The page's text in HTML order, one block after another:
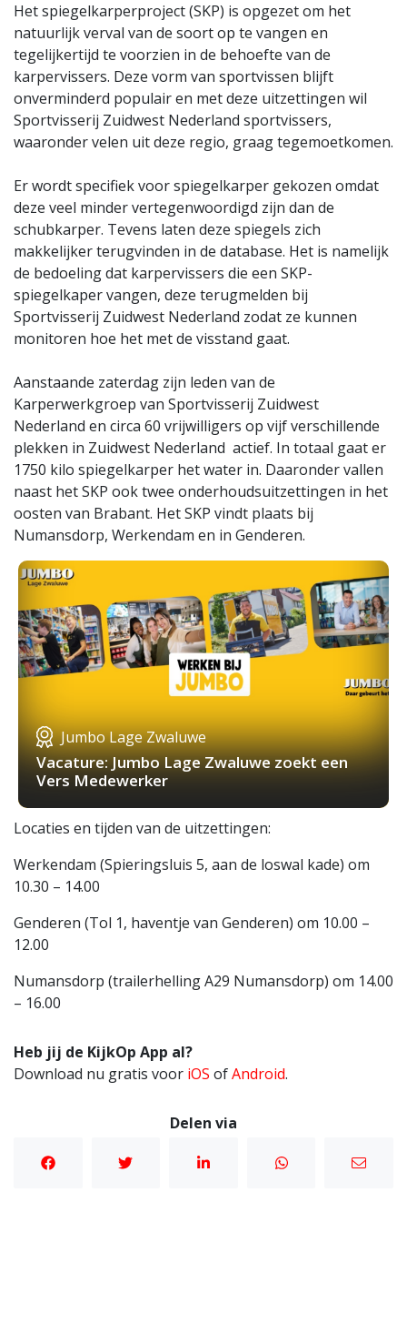
Het spiegelkarperproject (SKP) is opgezet om het
natuurlijk verval van de soort op te vangen en
tegelijkertijd te voorzien in de behoefte van de
karpervissers. Deze vorm van sportvissen blijft
onverminderd populair en met deze uitzettingen wil
Sportvisserij Zuidwest Nederland sportvissers,
waaronder velen uit deze regio, graag tegemoetkomen.
Er wordt specifiek voor spiegelkarper gekozen omdat
deze veel minder vertegenwoordigd zijn dan de
schubkarper. Tevens laten deze spiegels zich
makkelijker terugvinden in de database. Het is namelijk
de bedoeling dat karpervissers die een SKP-
spiegelkaper vangen, deze terugmelden bij
Sportvisserij Zuidwest Nederland zodat ze kunnen
monitoren hoe het met de visstand gaat.
Aanstaande zaterdag zijn leden van de
Karperwerkgroep van Sportvisserij Zuidwest
Nederland en circa 60 vrijwilligers op vijf verschillende
plekken in Zuidwest Nederland actief. In totaal gaat er
1750 kilo spiegelkarper het water in. Daaronder vallen
naast het SKP ook twee onderhoudsuitzettingen in het
oosten van Brabant. Het SKP vindt plaats bij
Numansdorp, Werkendam en in Genderen.
Jumbo Lage Zwaluwe
Vacature: Jumbo Lage Zwaluwe zoekt een
Vers Medewerker
Locaties en tijden van de uitzettingen:
Werkendam (Spieringsluis 5, aan de loswal kade) om
10.30 – 14.00
Genderen (Tol 1, haventje van Genderen) om 10.00 –
12.00
Numansdorp (trailerhelling A29 Numansdorp) om 14.00
– 16.00
Heb jij de KijkOp App al?
Download nu gratis voor iOS ofAndroid.
Delen via